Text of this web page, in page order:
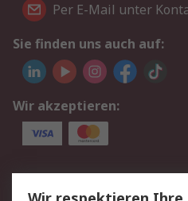
Per E-Mail unter
Sie finden uns auch auf:
Wir akzeptieren:
Service